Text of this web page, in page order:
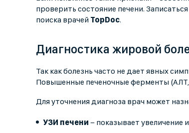
проверить состояние печени.
поиска врачей TopDoc.
Диагностика жировой
Так как болезнь часто не дает явных
Повышенные печеночные ферменты
Для уточнения диагноза врач может
УЗИ печени − показывает увеличение